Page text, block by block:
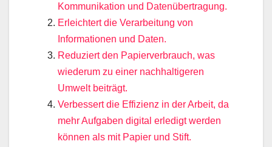
Kommunikation und Datenübertragung.
Erleichtert die Verarbeitung von
Informationen und Daten.
Reduziert den Papierverbrauch, was
wiederum zu einer nachhaltigeren
Umwelt beiträgt.
Verbessert die Effizienz in der Arbeit, da
mehr Aufgaben digital erledigt werden
können als mit Papier und Stift.